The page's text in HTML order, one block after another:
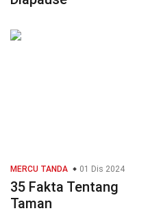
MERCU TANDA 01 Dis 2024
35 Fakta Tentang
Taman